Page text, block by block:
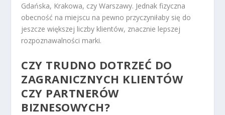
Gdańska, Krakowa, czy Warszawy. Jednak fizyczna
obecność na miejscu na pewno przyczyniłaby się do
jeszcze większej liczby klientów, znacznie lepszej
rozpoznawalności marki.
CZY TRUDNO DOTRZEĆ DO
ZAGRANICZNYCH KLIENTÓW
CZY PARTNERÓW
BIZNESOWYCH?